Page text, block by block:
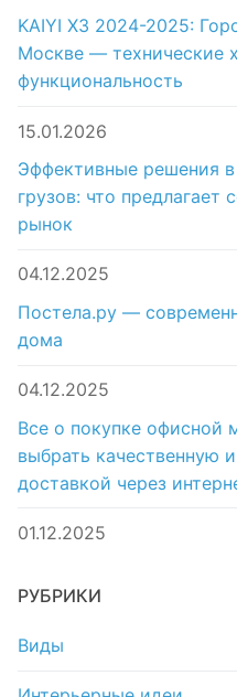
KAIYI X3 2024-2025:
Москве — технические
функциональность
15.01.2026
Эффективные решения в
грузов: что
рынок
04.12.2025
Постела.ру —
дома
04.12.2025
Все о покупке офисной
выбрать качественную
доставкой через
01.12.2025
РУБРИКИ
Виды